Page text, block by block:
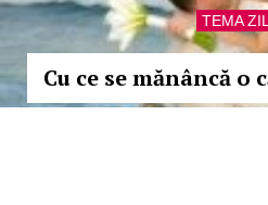
TEMA
Cu ce se mănâncă o